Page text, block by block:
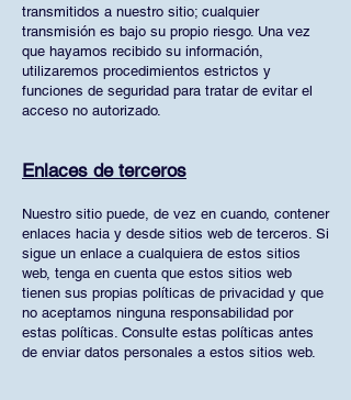
transmitidos a nuestro sitio; cualquier
transmisión es bajo su propio riesgo. Una vez
que hayamos recibido su información,
utilizaremos procedimientos estrictos y
funciones de seguridad para tratar de evitar el
acceso no autorizado.
Enlaces de terceros
Nuestro sitio puede, de vez en cuando, contener
enlaces hacia y desde sitios web de terceros. Si
sigue un enlace a cualquiera de estos sitios
web, tenga en cuenta que estos sitios web
tienen sus propias políticas de privacidad y que
no aceptamos ninguna responsabilidad por
estas políticas. Consulte estas políticas antes
de enviar datos personales a estos sitios web.